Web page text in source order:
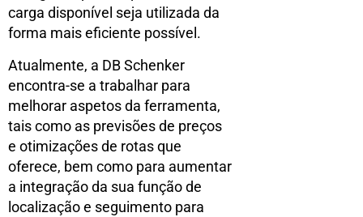
carga disponível seja utilizada da
forma mais eficiente possível.
Atualmente, a DB Schenker
encontra-se a trabalhar para
melhorar aspetos da ferramenta,
tais como as previsões de preços
e otimizações de rotas que
oferece, bem como para aumentar
a integração da sua função de
localização e seguimento para